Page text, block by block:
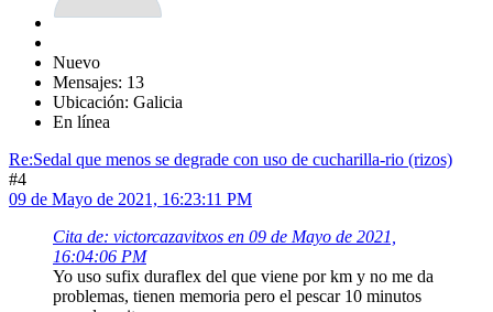
Nuevo
Mensajes: 13
Ubicación: Galicia
En línea
Re:Sedal que menos se degrade con uso de cucharilla-rio (rizos)
#4
09 de Mayo de 2021, 16:23:11 PM
Cita de: victorcazavitxos en 09 de Mayo de 2021,
16:04:06 PM
Yo uso sufix duraflex del que viene por km y no me da
problemas, tienen memoria pero el pescar 10 minutos